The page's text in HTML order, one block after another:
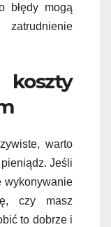
błędy mogą
warto
Jeśli
wykonywanie
czy masz
to dobrze i